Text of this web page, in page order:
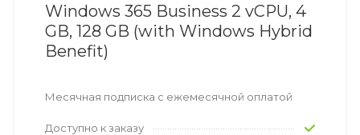
Windows 365 Business 2 vCPU, 4
GB, 128 GB (with Windows Hybrid
Benefit)
Месячная подписка с ежемесячной оплатой
Доступно к заказу